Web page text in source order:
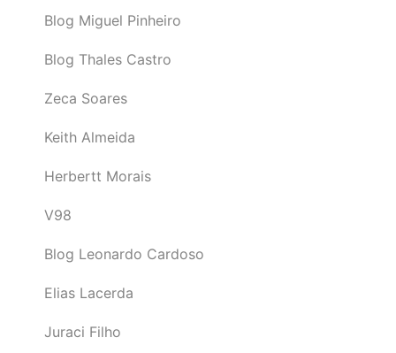
Blog Miguel Pinheiro
Blog Thales Castro
Zeca Soares
Keith Almeida
Herbertt Morais
V98
Blog Leonardo Cardoso
Elias Lacerda
Juraci Filho